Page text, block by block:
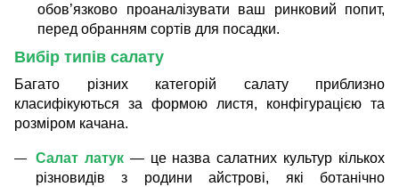
обов’язково проаналізувати ваш ринковий попит,
перед обранням сортів для посадки.
Вибір типів салату
Багато різних категорій салату приблизно
класифікуються за формою листя, конфігурацією та
розміром качана.
Салат латук— це назва салатних культур кількох
різновидів з родини айстрові, які ботанічно